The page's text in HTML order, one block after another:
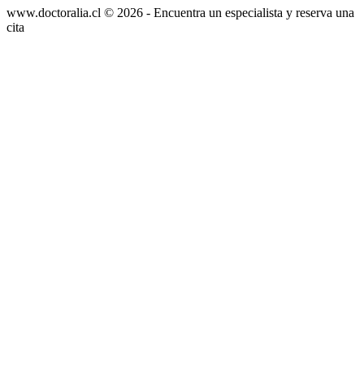
www.doctoralia.cl © 2026 - Encuentra un especialista y reserva una
cita